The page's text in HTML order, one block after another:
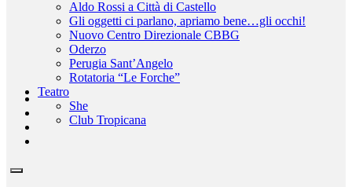
Aldo Rossi a Città di Castello
Gli oggetti ci parlano, apriamo bene…gli occhi!
Nuovo Centro Direzionale CBBG
Oderzo
Perugia Sant’Angelo
Rotatoria “Le Forche”
Teatro
She
Club Tropicana